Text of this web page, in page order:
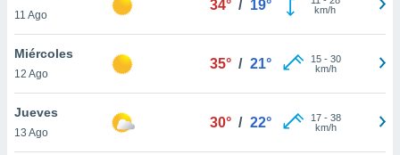
más
nuestra
y
11 Ago
34° / 19°
km/h
Miércoles
12 Ago
35° / 21° 15- 30
km/h
Jueves
13 Ago
30° / 22° 17- 38
km/h